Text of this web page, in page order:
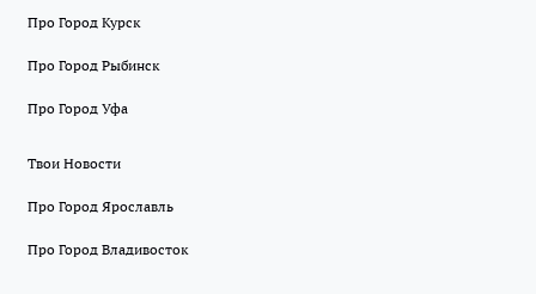
Про Город Курск
Про Город Рыбинск
Про Город Уфа
Твои Новости
Про Город Ярославль
Про Город Владивосток